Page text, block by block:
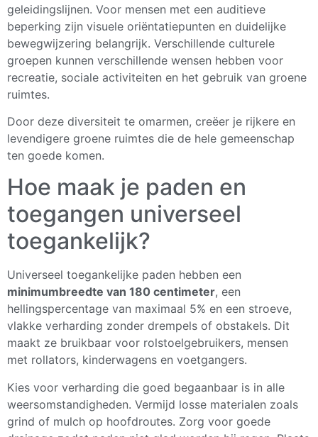
geleidingslijnen. Voor mensen met een auditieve
beperking zijn visuele oriëntatiepunten en duidelijke
bewegwijzering belangrijk. Verschillende culturele
groepen kunnen verschillende wensen hebben voor
recreatie, sociale activiteiten en het gebruik van groene
ruimtes.
Door deze diversiteit te omarmen, creëer je rijkere en
levendigere groene ruimtes die de hele gemeenschap
ten goede komen.
Hoe maak je paden en
toegangen universeel
toegankelijk?
Universeel toegankelijke paden hebben een
minimumbreedte van 180 centimeter, een
hellingspercentage van maximaal 5% en een stroeve,
vlakke verharding zonder drempels of obstakels. Dit
maakt ze bruikbaar voor rolstoelgebruikers, mensen
met rollators, kinderwagens en voetgangers.
Kies voor verharding die goed begaanbaar is in alle
weersomstandigheden. Vermijd losse materialen zoals
grind of mulch op hoofdroutes. Zorg voor goede